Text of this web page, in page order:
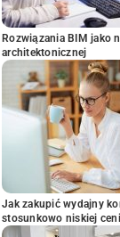
Rozwiązania BIM jako
architektonicznej
Jak zakupić wydajny
stosunkowo niskiej